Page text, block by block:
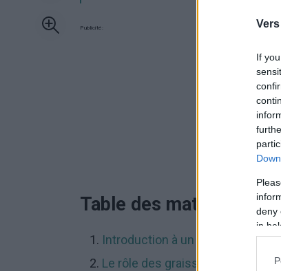
If
deny
in
Publicité:
Table des matières
Introduction à un régime
Le rôle des graisses dans une